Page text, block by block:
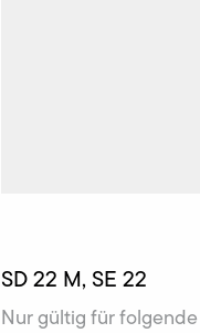
SD 22 M, SE 22
Nur gültig für